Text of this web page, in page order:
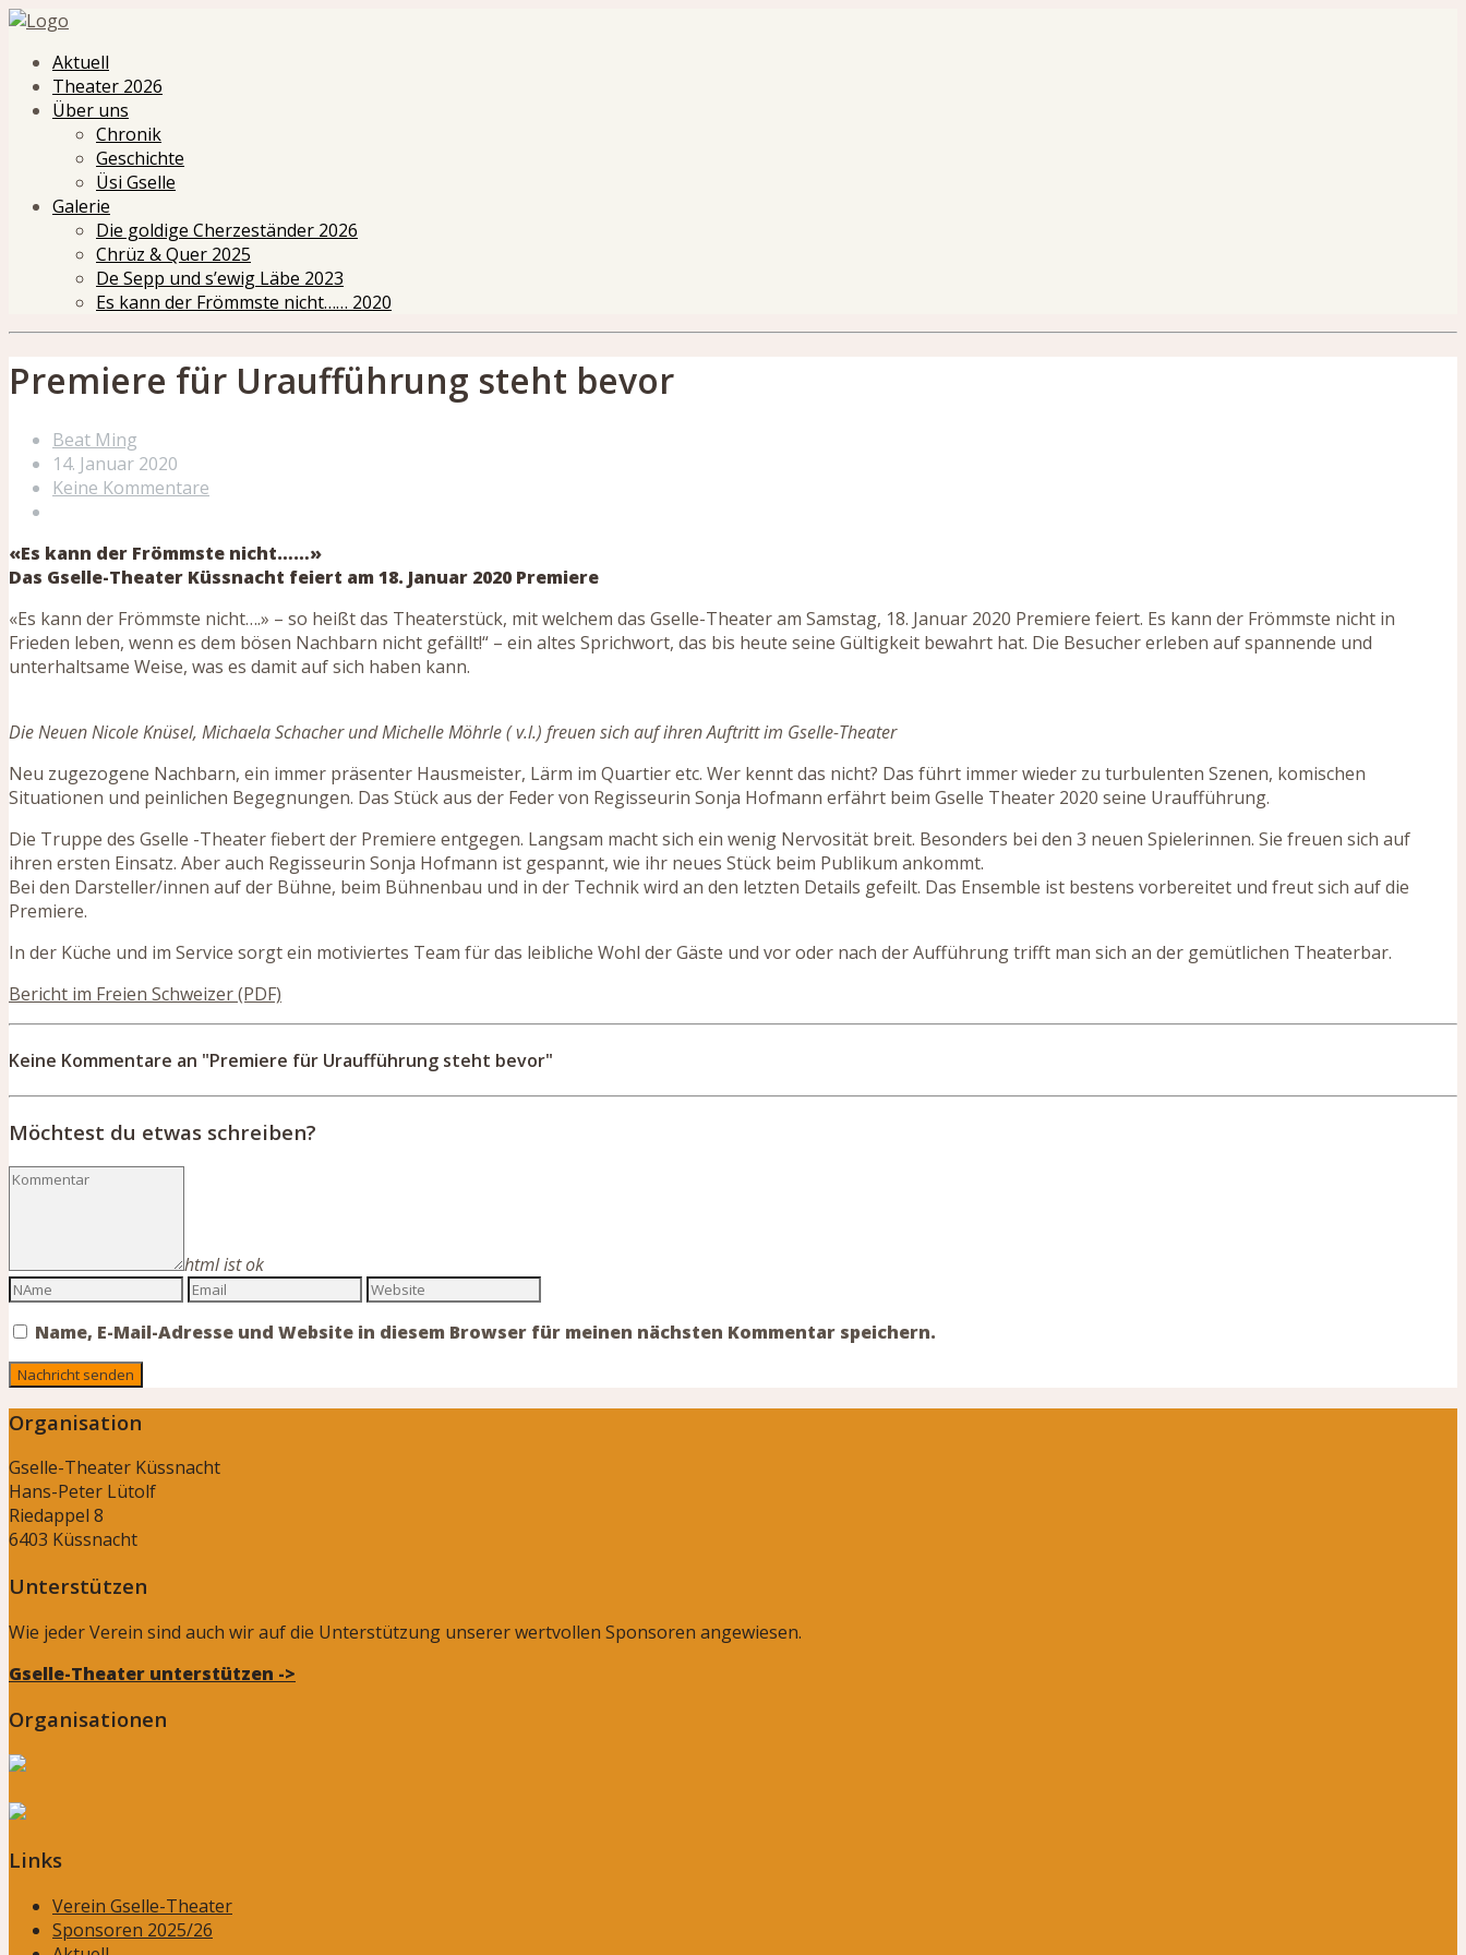
Aktuell
Theater 2026
Über uns
Chronik
Geschichte
Üsi Gselle
Galerie
Die goldige Cherzeständer 2026
Chrüz & Quer 2025
De Sepp und s’ewig Läbe 2023
Es kann der Frömmste nicht…… 2020
Premiere für Uraufführung steht bevor
Beat Ming
14. Januar 2020
Keine Kommentare
«Es kann der Frömmste nicht……»
Das Gselle-Theater Küssnacht feiert am 18. Januar 2020 Premiere
«Es kann der Frömmste nicht….» – so heißt das Theaterstück, mit welchem das Gselle-Theater am Samstag, 18. Januar 2020 Premiere feiert. Es kann der Frömmste nicht in
Frieden leben, wenn es dem bösen Nachbarn nicht gefällt!“ – ein altes Sprichwort, das bis heute seine Gültigkeit bewahrt hat. Die Besucher erleben auf spannende und
unterhaltsame Weise, was es damit auf sich haben kann.
Die Neuen Nicole Knüsel, Michaela Schacher und Michelle Möhrle ( v.l.) freuen sich auf ihren Auftritt im Gselle-Theater
Neu zugezogene Nachbarn, ein immer präsenter Hausmeister, Lärm im Quartier etc. Wer kennt das nicht? Das führt immer wieder zu turbulenten Szenen, komischen
Situationen und peinlichen Begegnungen. Das Stück aus der Feder von Regisseurin Sonja Hofmann erfährt beim Gselle Theater 2020 seine Uraufführung.
Die Truppe des Gselle -Theater fiebert der Premiere entgegen. Langsam macht sich ein wenig Nervosität breit. Besonders bei den 3 neuen Spielerinnen. Sie freuen sich auf
ihren ersten Einsatz. Aber auch Regisseurin Sonja Hofmann ist gespannt, wie ihr neues Stück beim Publikum ankommt.
Bei den Darsteller/innen auf der Bühne, beim Bühnenbau und in der Technik wird an den letzten Details gefeilt. Das Ensemble ist bestens vorbereitet und freut sich auf die
Premiere.
In der Küche und im Service sorgt ein motiviertes Team für das leibliche Wohl der Gäste und vor oder nach der Aufführung trifft man sich an der gemütlichen Theaterbar.
Bericht im Freien Schweizer (PDF)
Keine Kommentare an "Premiere für Uraufführung steht bevor"
Möchtest du etwas schreiben?
html ist ok
Name, E-Mail-Adresse und Website in diesem Browser für meinen nächsten Kommentar speichern.
Organisation
Gselle-Theater Küssnacht
Hans-Peter Lütolf
Riedappel 8
6403 Küssnacht
Unterstützen
Wie jeder Verein sind auch wir auf die Unterstützung unserer wertvollen Sponsoren angewiesen.
Gselle-Theater unterstützen ->
Organisationen
Links
Verein Gselle-Theater
Sponsoren 2025/26